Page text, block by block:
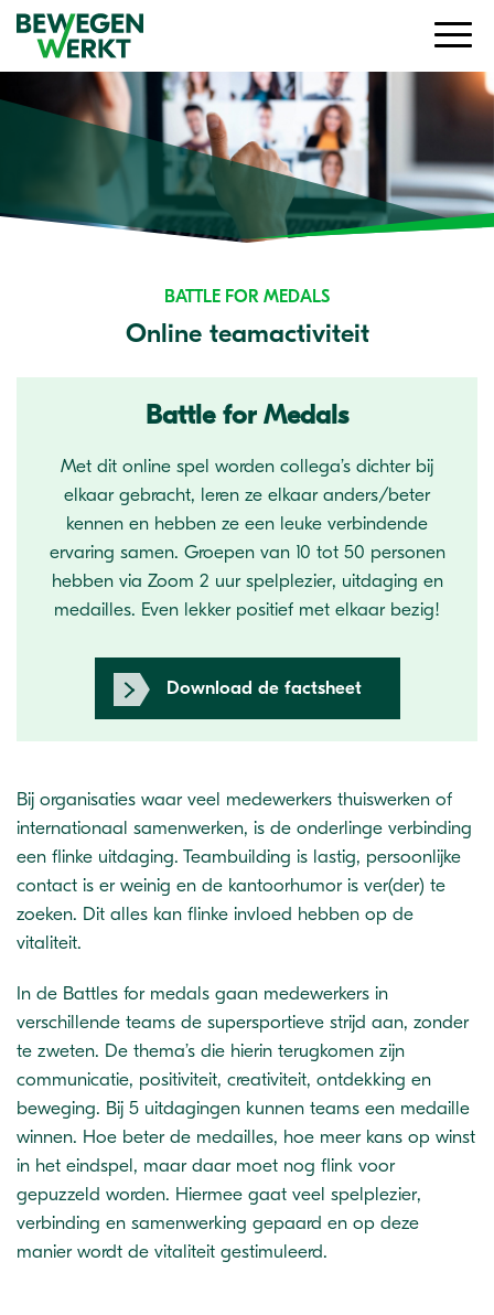
BATTLE FOR MEDALS
Online teamactiviteit
Battle for Medals
Met dit online spel worden collega’s dichter bij
elkaar gebracht, leren ze elkaar anders/beter
kennen en hebben ze een leuke verbindende
ervaring samen. Groepen van 10 tot 50 personen
hebben via Zoom 2 uur spelplezier, uitdaging en
medailles. Even lekker positief met elkaar bezig!
Download de factsheet
Bij organisaties waar veel medewerkers thuiswerken of
internationaal samenwerken, is de onderlinge verbinding
een flinke uitdaging. Teambuilding is lastig, persoonlijke
contact is er weinig en de kantoorhumor is ver(der) te
zoeken. Dit alles kan flinke invloed hebben op de
vitaliteit.
In de Battles for medals gaan medewerkers in
verschillende teams de supersportieve strijd aan, zonder
te zweten. De thema’s die hierin terugkomen zijn
communicatie, positiviteit, creativiteit, ontdekking en
beweging. Bij 5 uitdagingen kunnen teams een medaille
winnen. Hoe beter de medailles, hoe meer kans op winst
in het eindspel, maar daar moet nog flink voor
gepuzzeld worden. Hiermee gaat veel spelplezier,
verbinding en samenwerking gepaard en op deze
manier wordt de vitaliteit gestimuleerd.